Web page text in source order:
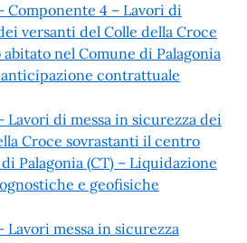
Componente 4 – Lavori di
versanti del Colle della Croce
nel Comune di Palagonia
contrattuale
Lavori di messa in sicurezza dei
Croce sovrastanti il centro
Palagonia (CT) – Liquidazione
e geofisiche
Lavori messa in sicurezza